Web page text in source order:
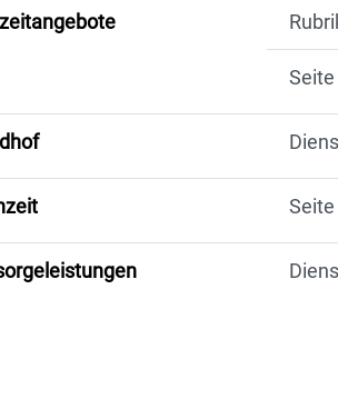
Seite